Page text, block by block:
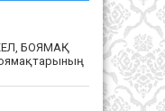
БОЯМАҚ